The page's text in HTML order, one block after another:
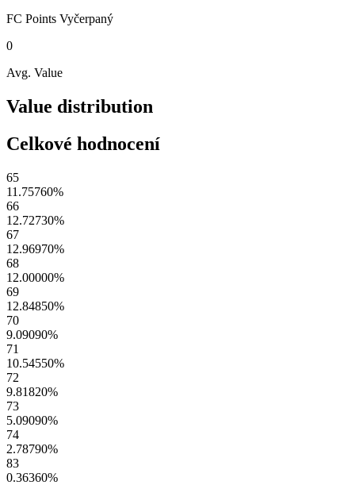
FC Points Vyčerpaný
0
Avg. Value
Value distribution
Celkové hodnocení
65
11.75760%
66
12.72730%
67
12.96970%
68
12.00000%
69
12.84850%
70
9.09090%
71
10.54550%
72
9.81820%
73
5.09090%
74
2.78790%
83
0.36360%